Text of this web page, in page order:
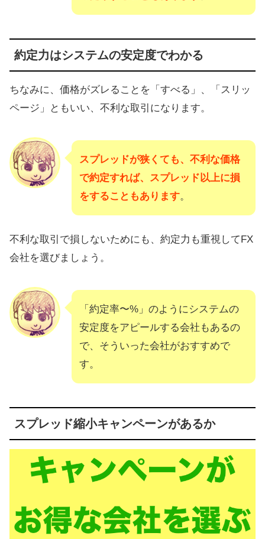
約定力はシステムの安定度でわかる
ちなみに、価格がズレることを「すべる」、「スリッ
ページ」ともいい、不利な取引になります。
スプレッドが狭くても、不利な価格
で約定すれば、スプレッド以上に損
をすることもあります。
不利な取引で損しないためにも、約定力も重視してFX
会社を選びましょう。
「約定率〜%」のようにシステムの
安定度をアピールする会社もあるの
で、そういった会社がおすすめで
す。
スプレッド縮小キャンペーンがあるか